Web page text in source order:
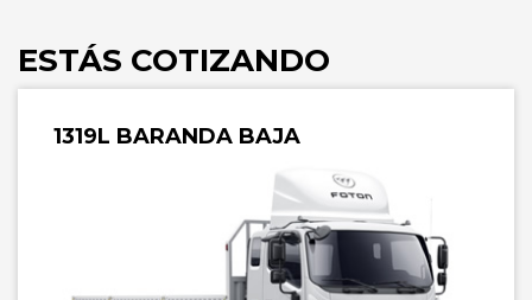
ESTÁS COTIZANDO
1319L BARANDA BAJA